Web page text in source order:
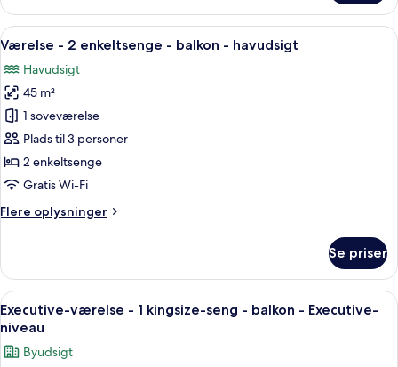
havudsigt
-
kingsize-
-
balkon
havudsigt
Indlæs
alle
billeder
af
Værelse
-
2
enkeltsenge
balkon
Et hotelværelse med en stor seng,
7
Værelse - 2 enkeltsenge - balkon - havudsigt
Havudsigt
45 m²
1 soveværelse
Plads til 3 personer
2 enkeltsenge
Gratis Wi-Fi
Flere oplysninger
Flere
-
enkeltsenge
-
-
Se priser
Indlæs
alle
billeder
af
Et hotelværelse med to senge, et
5
Executive-værelse - 1 kingsize-seng - balkon - Executive-
niveau
Byudsigt